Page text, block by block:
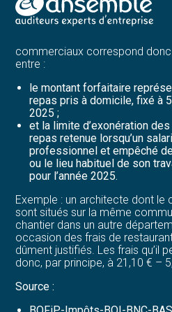
Aller
au
Le montant déductible des
commerciaux correspond
entre :
le montant forfaitaire
repas pris à domicile, fixé à
2025 ;
et la limite d’exonération
repas retenue lorsqu’un
professionnel et empêché
ou le lieu habituel de son
pour l’année 2025.
Exemple : un architecte dont le
sont situés sur la même
chantier dans un autre
occasion des frais de
dûment justifiés. Les frais qu’il
donc, par principe, à 21,10 € –
Source :